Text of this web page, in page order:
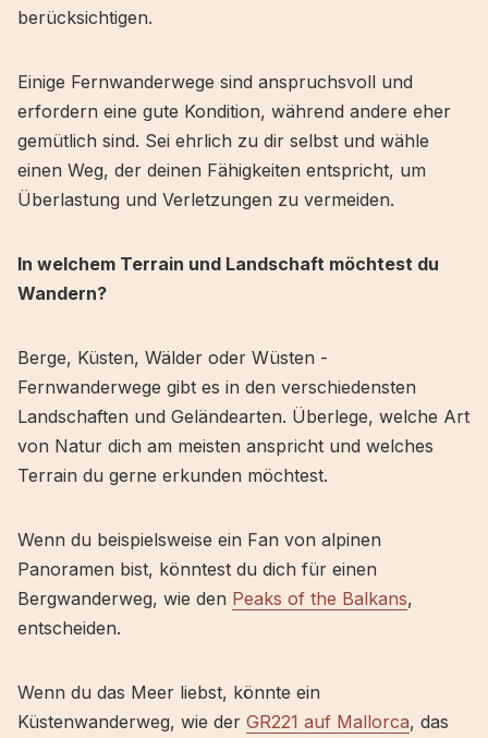
berücksichtigen.
Einige Fernwanderwege sind anspruchsvoll und
erfordern eine gute Kondition, während andere eher
gemütlich sind. Sei ehrlich zu dir selbst und wähle
einen Weg, der deinen Fähigkeiten entspricht, um
Überlastung und Verletzungen zu vermeiden.
In welchem Terrain und Landschaft möchtest du
Wandern?
Berge, Küsten, Wälder oder Wüsten -
Fernwanderwege gibt es in den verschiedensten
Landschaften und Geländearten. Überlege, welche Art
von Natur dich am meisten anspricht und welches
Terrain du gerne erkunden möchtest.
Wenn du beispielsweise ein Fan von alpinen
Panoramen bist, könntest du dich für einen
Bergwanderweg, wie den Peaks of the Balkans,
entscheiden.
Wenn du das Meer liebst, könnte ein
Küstenwanderweg, wie der GR221 auf Mallorca, das